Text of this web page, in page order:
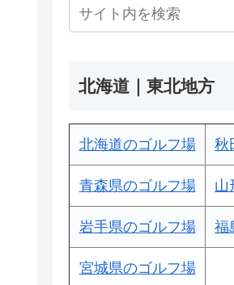
北海道｜東北地方
北海道のゴルフ場 秋
青森県のゴルフ場 山
岩手県のゴルフ場 福
宮城県のゴルフ場